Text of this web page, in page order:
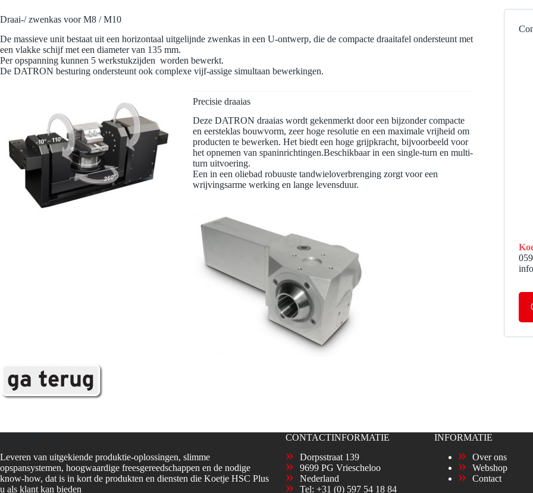
Draai-/ zwenkas voor M8 / M10
De massieve unit bestaat uit een horizontaal uitgelijnde zwenkas in een U-ontwerp, die de compacte draaitafel ondersteunt met
een vlakke schijf met een diameter van 135 mm.
Per opspanning kunnen 5 werkstukzijden worden bewerkt.
De DATRON besturing ondersteunt ook complexe vijf-assige simultaan bewerkingen.
Precisie draaias
Deze DATRON draaias wordt gekenmerkt door een bijzonder compacte
en eersteklas bouwvorm, zeer hoge resolutie en een maximale vrijheid om
producten te bewerken. Het biedt een hoge grijpkracht, bijvoorbeeld voor
het opnemen van spaninrichtingen.Beschikbaar in een single-turn en multi-
turn uitvoering.
Een in een oliebad robuuste tandwieloverbrenging zorgt voor een
wrijvingsarme werking en lange levensduur.
Leveren van uitgekiende produktie-oplossingen, slimme
opspansystemen, hoogwaardige freesgereedschappen en de nodige
know-how, dat is in kort de produkten en diensten die Koetje HSC Plus
u als klant kan bieden
CONTACTINFORMATIE
Dorpsstraat 139
9699 PG Vriescheloo
Nederland
Tel: +31 (0) 597 54 18 84
INFORMATIE
Over ons
Webshop
Contact